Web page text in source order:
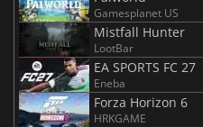
Gamesplanet US
Mistfall Hunter
LootBar
EA SPORTS FC 27
Eneba
Forza Horizon 6
HRKGAME